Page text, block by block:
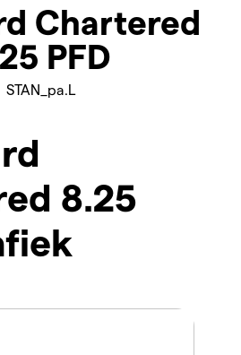
Chartered
PFD
STAN_pa.L
8.25